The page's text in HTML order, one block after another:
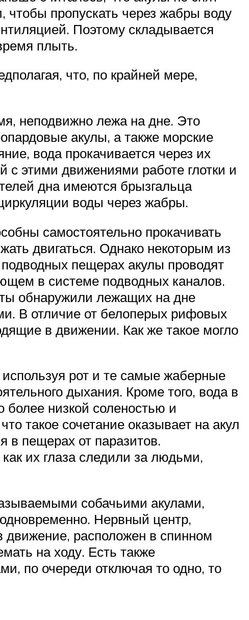
пропускать через жабры воду
Поэтому складывается
плыть.
что, по крайней мере,
неподвижно лежа на дне. Это
акулы, а также морские
вода прокачивается через их
этими движениями работе глотки и
дна имеются брызгальца
воды через жабры.
самостоятельно прокачивать
двигаться. Однако некоторым из
подводных пещерах акулы проводят
в системе подводных каналов.
обнаружили лежащих на дне
В отличие от белоперых рифовых
в движении. Как же такое могло
рот и те самые жаберные
дыхания. Кроме того, вода в
более низкой соленостью и
такое сочетание оказывает на акул
в пещерах от паразитов.
их глаза следили за людьми,
собачьими акулами,
Нервный центр,
расположен в спинном
на ходу. Есть также
по очереди отключая то одно, то